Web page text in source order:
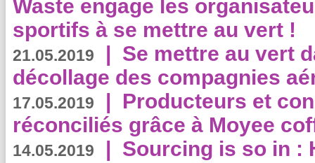
Waste engage les
sportifs à se mettre au vert !
21.05.2019 | Se mettre au vert
décollage des compagnies
17.05.2019 | Producteurs et
réconciliés grâce à Moyee
14.05.2019 | Sourcing is so in :